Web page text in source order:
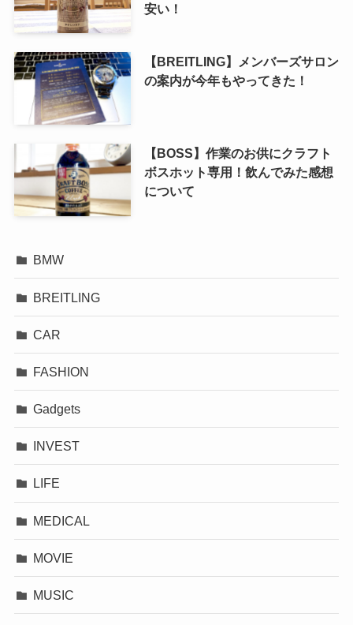
安い！
【BREITLING】メンバーズサロン
の案内が今年もやってきた！
【BOSS】作業のお供にクラフト
ボスホット専用！飲んでみた感想
について
BMW
BREITLING
CAR
FASHION
Gadgets
INVEST
LIFE
MEDICAL
MOVIE
MUSIC